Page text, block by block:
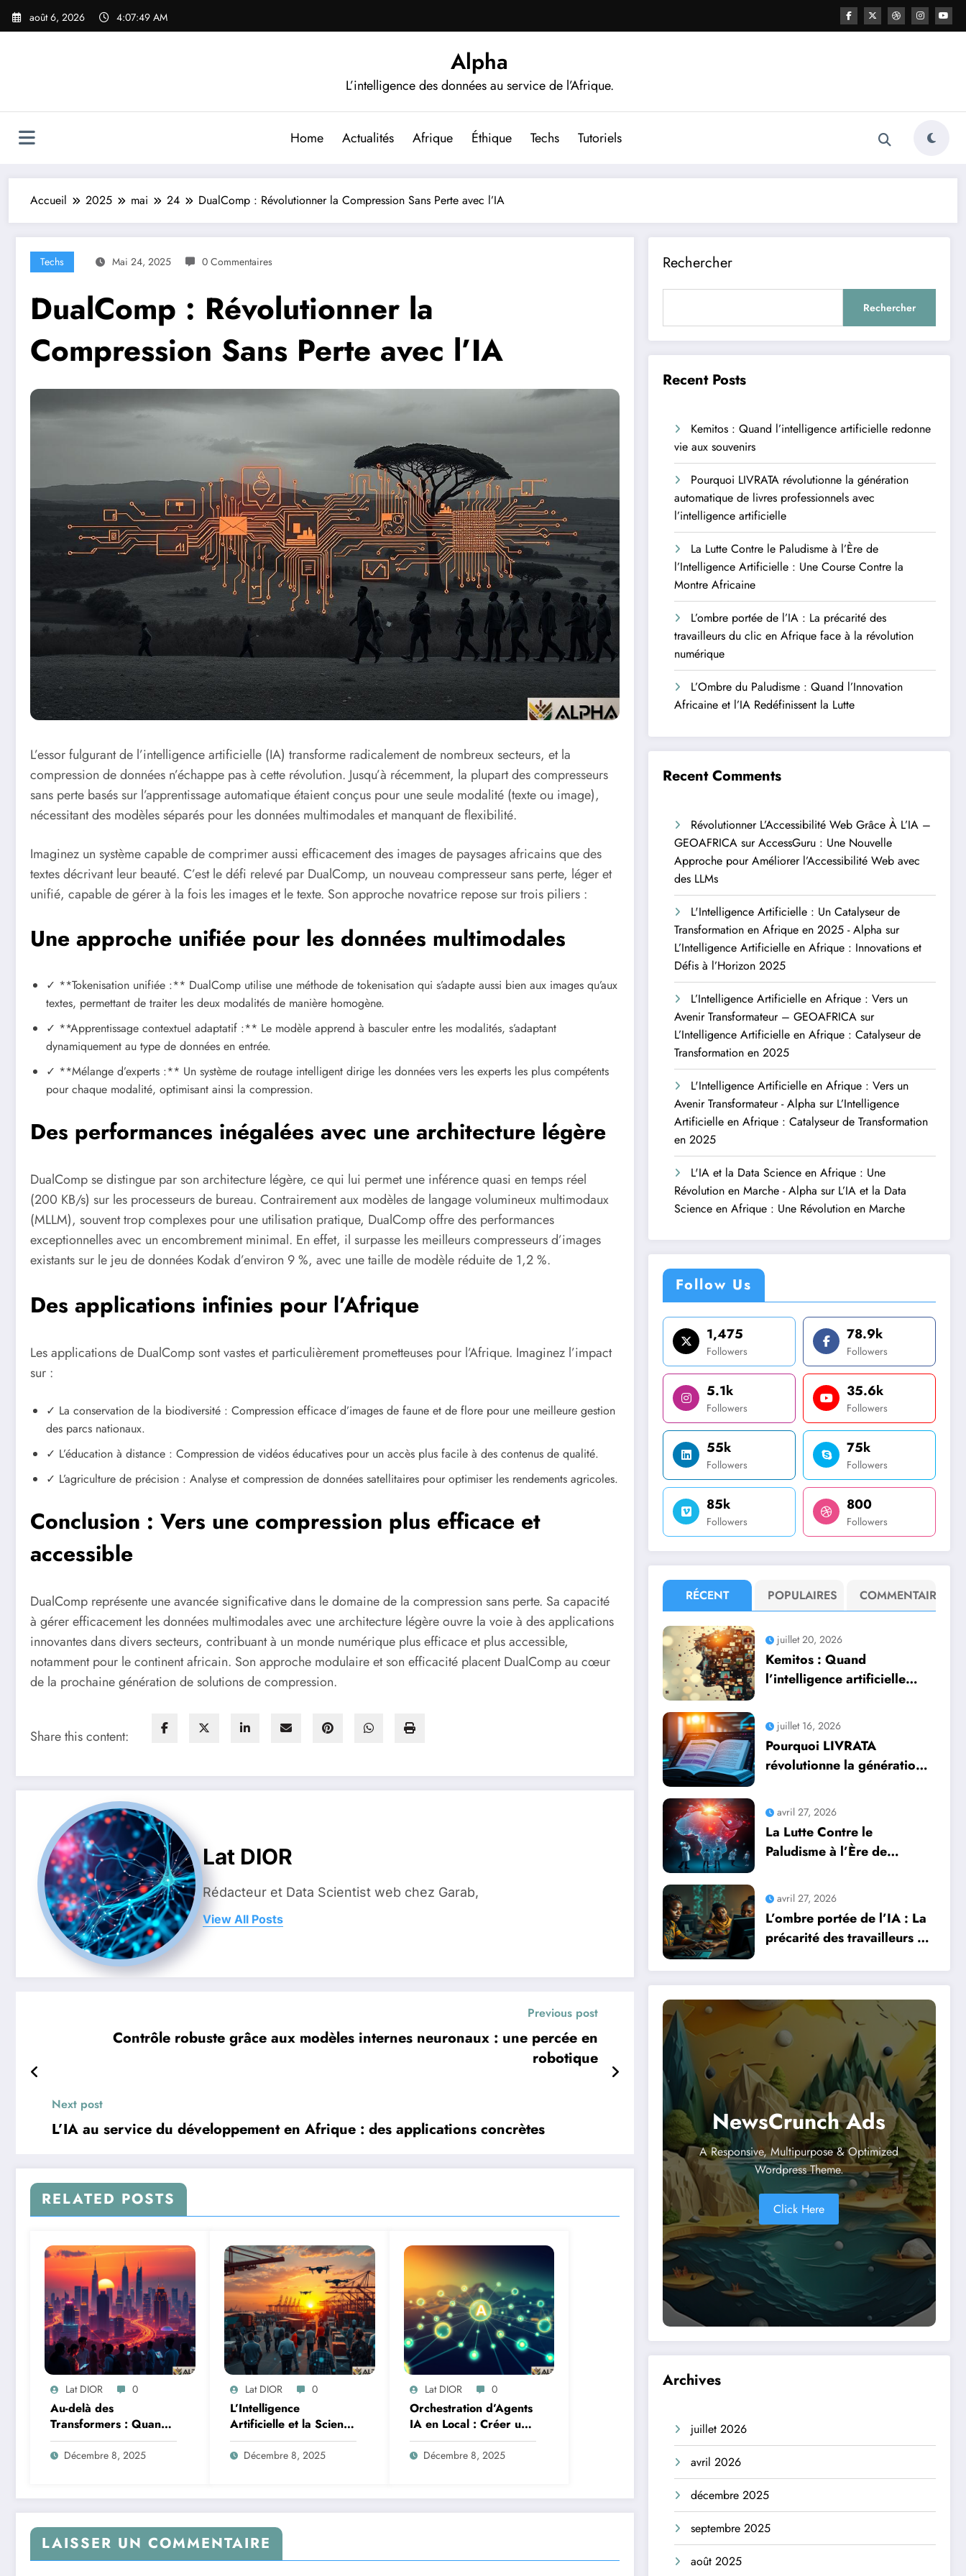
Aller
août 6, 2026 4:07:52 AM
Alpha
L’intelligence des données au service de l’Afrique.
Home Actualités Afrique Éthique Techs Tutoriels
Accueil 2025 mai 24 DualComp : Révolutionner la Compression Sans Perte avec l’IA
Techs Mai 24, 2025 0 Commentaires
DualComp : Révolutionner la
Compression Sans Perte avec l’IA
L’essor fulgurant de l’intelligence artificielle (IA) transforme radicalement de nombreux secteurs, et la
compression de données n’échappe pas à cette révolution. Jusqu’à récemment, la plupart des compresseurs
sans perte basés sur l’apprentissage automatique étaient conçus pour une seule modalité (texte ou image),
nécessitant des modèles séparés pour les données multimodales et manquant de flexibilité.
Imaginez un système capable de comprimer aussi efficacement des images de paysages africains que des
textes décrivant leur beauté. C’est le défi relevé par DualComp, un nouveau compresseur sans perte, léger et
unifié, capable de gérer à la fois les images et le texte. Son approche novatrice repose sur trois piliers :
Une approche unifiée pour les données multimodales
✓ **Tokenisation unifiée :** DualComp utilise une méthode de tokenisation qui s’adapte aussi bien aux images qu’aux
textes, permettant de traiter les deux modalités de manière homogène.
✓ **Apprentissage contextuel adaptatif :** Le modèle apprend à basculer entre les modalités, s’adaptant
dynamiquement au type de données en entrée.
✓ **Mélange d’experts :** Un système de routage intelligent dirige les données vers les experts les plus compétents
pour chaque modalité, optimisant ainsi la compression.
Des performances inégalées avec une architecture légère
DualComp se distingue par son architecture légère, ce qui lui permet une inférence quasi en temps réel
(200 KB/s) sur les processeurs de bureau. Contrairement aux modèles de langage volumineux multimodaux
(MLLM), souvent trop complexes pour une utilisation pratique, DualComp offre des performances
exceptionnelles avec un encombrement minimal. En effet, il surpasse les meilleurs compresseurs d’images
existants sur le jeu de données Kodak d’environ 9 %, avec une taille de modèle réduite de 1,2 %.
Des applications infinies pour l’Afrique
Les applications de DualComp sont vastes et particulièrement prometteuses pour l’Afrique. Imaginez l’impact
sur :
✓ La conservation de la biodiversité : Compression efficace d’images de faune et de flore pour une meilleure gestion
des parcs nationaux.
✓ L’éducation à distance : Compression de vidéos éducatives pour un accès plus facile à des contenus de qualité.
✓ L’agriculture de précision : Analyse et compression de données satellitaires pour optimiser les rendements agricoles.
Conclusion : Vers une compression plus efficace et
accessible
DualComp représente une avancée significative dans le domaine de la compression sans perte. Sa capacité
à gérer efficacement les données multimodales avec une architecture légère ouvre la voie à des applications
innovantes dans divers secteurs, contribuant à un monde numérique plus efficace et plus accessible,
notamment pour le continent africain. Son approche modulaire et son efficacité placent DualComp au cœur
de la prochaine génération de solutions de compression.
Share this content:
Lat DIOR
Rédacteur et Data Scientist web chez Garab,
View All Posts
Previous post
Contrôle robuste grâce aux modèles internes neuronaux : une percée en
robotique
Next post
L’IA au service du développement en Afrique : des applications concrètes
RELATED POSTS
Lat DIOR 0
Au-delà des
Transformers : Quand
les Mélanges d’Experts
Redéfinissent
Décembre 8, 2025
Lat DIOR 0
L’Intelligence
Artificielle et la Science
des Données : Moteurs
de la Transformation
Afrique
Décembre 8, 2025
Lat DIOR 0
Orchestration d’Agents
IA en Local : Créer un
Système Multi-Agent
Autonome avec
Décembre 8, 2025
LAISSER UN COMMENTAIRE
Rechercher
Rechercher
Recent Posts
Kemitos : Quand l’intelligence artificielle redonne
vie aux souvenirs
Pourquoi LIVRATA révolutionne la génération
automatique de livres professionnels avec
l’intelligence artificielle
La Lutte Contre le Paludisme à l’Ère de
l’Intelligence Artificielle : Une Course Contre la
Montre Africaine
L’ombre portée de l’IA : La précarité des
travailleurs du clic en Afrique face à la révolution
numérique
L’Ombre du Paludisme : Quand l’Innovation
Africaine et l’IA Redéfinissent la Lutte
Recent Comments
Révolutionner L’Accessibilité Web Grâce À L’IA –
GEOAFRICA surAccessGuru : Une Nouvelle
Approche pour Améliorer l’Accessibilité Web avec
des LLMs
L'Intelligence Artificielle : Un Catalyseur de
Transformation en Afrique en 2025 - Alpha sur
L’Intelligence Artificielle en Afrique : Innovations et
Défis à l’Horizon 2025
L’Intelligence Artificielle en Afrique : Vers un
Avenir Transformateur – GEOAFRICA sur
L’Intelligence Artificielle en Afrique : Catalyseur de
Transformation en 2025
L'Intelligence Artificielle en Afrique : Vers un
Avenir Transformateur - Alpha sur L’Intelligence
Artificielle en Afrique : Catalyseur de Transformation
en 2025
L'IA et la Data Science en Afrique : Une
Révolution en Marche - Alpha sur L’IA et la Data
Science en Afrique : Une Révolution en Marche
Follow Us
1,475
Followers
78.9k
Followers
5.1k
Followers
35.6k
Followers
55k
Followers
75k
Followers
85k
Followers
800
Followers
RÉCENT POPULAIRES COMMENTAIRE
juillet 20, 2026
Kemitos : Quand
l’intelligence artificielle
juillet 16, 2026
Pourquoi LIVRATA
révolutionne la génération
professionnels avec
l’intelligence artificielle
avril 27, 2026
La Lutte Contre le
Paludisme à l’Ère de
Une Course Contre la
Montre Africaine
avril 27, 2026
L’ombre portée de l’IA : La
précarité des travailleurs du
révolution numérique
NewsCrunch Ads
A Responsive, Multipurpose & Optimized
Wordpress Theme.
Click Here
Archives
juillet 2026
avril 2026
décembre 2025
septembre 2025
août 2025